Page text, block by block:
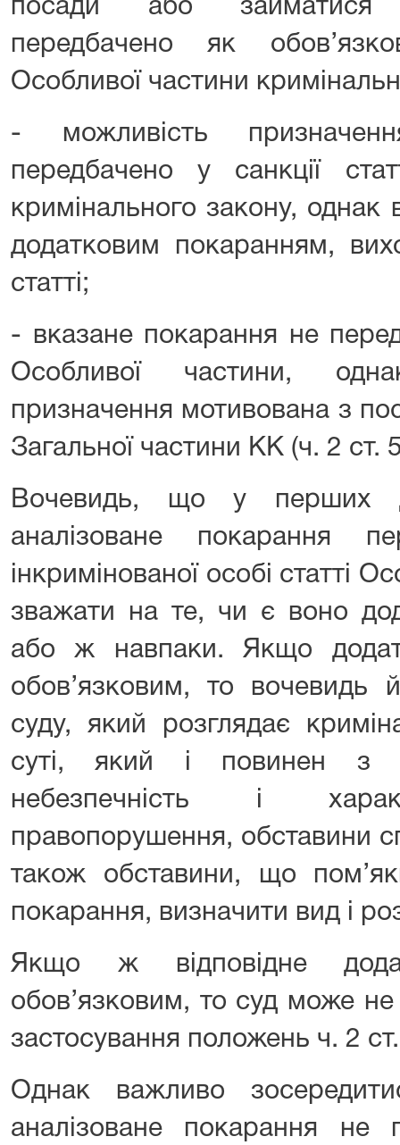
посади або займатися
передбачено як
Особливої частини
- можливість
передбачено у санкції
кримінального закону, однак
додатковим покаранням,
статті;
- вказане покарання не
Особливої частини,
призначення мотивована з
Загальної частини КК (ч. 2 ст.
Вочевидь, що у перших
аналізоване покарання
інкримінованої особі статті
зважати на те, чи є воно
або ж навпаки. Якщо
обов’язковим, то вочевидь
суду, який розглядає
суті, який і повинен з
небезпечність і
правопорушення, обставини
також обставини, що
покарання, визначити вид і
Якщо ж відповідне
обов’язковим, то суд може не
застосування положень ч. 2
Однак важливо
аналізоване покарання не